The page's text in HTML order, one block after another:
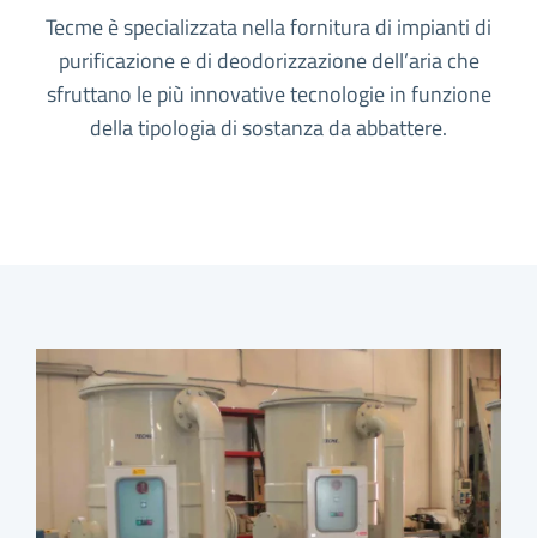
Tecme è specializzata nella fornitura di impianti di
purificazione e di deodorizzazione dell’aria che
sfruttano le più innovative tecnologie in funzione
della tipologia di sostanza da abbattere.